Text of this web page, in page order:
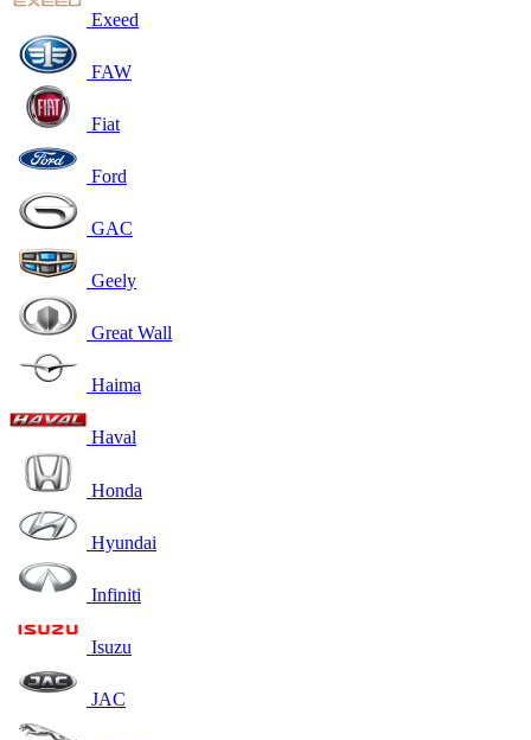
Exeed
FAW
Fiat
Ford
GAC
Geely
Great Wall
Haima
Haval
Honda
Hyundai
Infiniti
Isuzu
JAC